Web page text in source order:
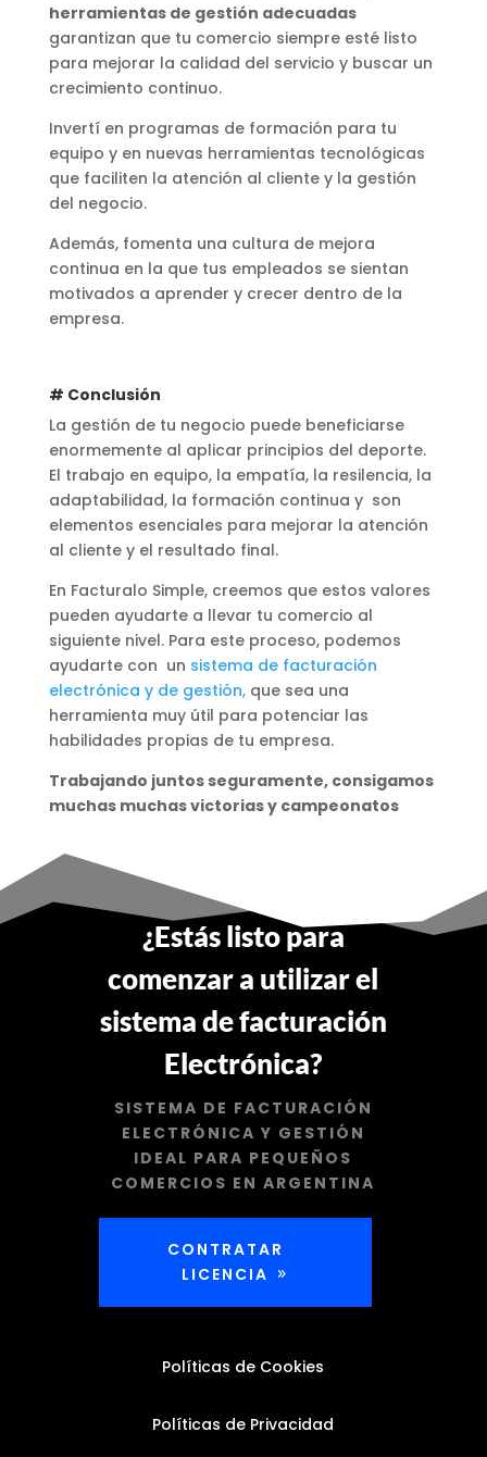
herramientas de gestión adecuadas
garantizan que tu comercio siempre esté listo
para mejorar la calidad del servicio y buscar un
crecimiento continuo.
Invertí en programas de formación para tu
equipo y en nuevas herramientas tecnológicas
que faciliten la atención al cliente y la gestión
del negocio.
Además, fomenta una cultura de mejora
continua en la que tus empleados se sientan
motivados a aprender y crecer dentro de la
empresa.
# Conclusión
La gestión de tu negocio puede beneficiarse
enormemente al aplicar principios del deporte.
El trabajo en equipo, la empatía, la resilencia, la
adaptabilidad, la formación continua y son
elementos esenciales para mejorar la atención
al cliente y el resultado final.
En Facturalo Simple, creemos que estos valores
pueden ayudarte a llevar tu comercio al
siguiente nivel. Para este proceso, podemos
ayudarte con un sistema de facturación
electrónica y de gestión,que sea una
herramienta muy útil para potenciar las
habilidades propias de tu empresa.
Trabajando juntos seguramente, consigamos
muchas muchas victorias y campeonatos
¿Estás listo para
comenzar a utilizar el
sistema de facturación
Electrónica?
SISTEMA DE FACTURACIÓN
ELECTRÓNICA Y GESTIÓN
IDEAL PARA PEQUEÑOS
COMERCIOS EN ARGENTINA
CONTRATAR
LICENCIA
Políticas de Cookies
Políticas de Privacidad